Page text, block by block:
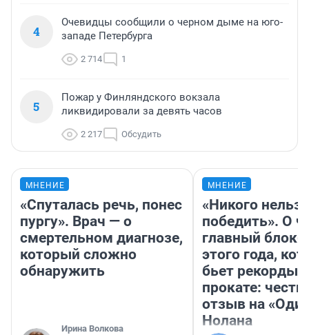
4
Очевидцы сообщили о черном дыме на юго-
западе Петербурга
2 714 1
5
Пожар у Финляндского вокзала
ликвидировали за девять часов
2 217 Обсудить
МНЕНИЕ
«Спуталась речь, понес
пургу». Врач — о
смертельном диагнозе,
который сложно
обнаружить
Ирина Волкова
МНЕНИЕ
«Никого нельзя
победить». О
главный
этого года,
бьет рекорды в
прокате:
отзыв на
Нолана